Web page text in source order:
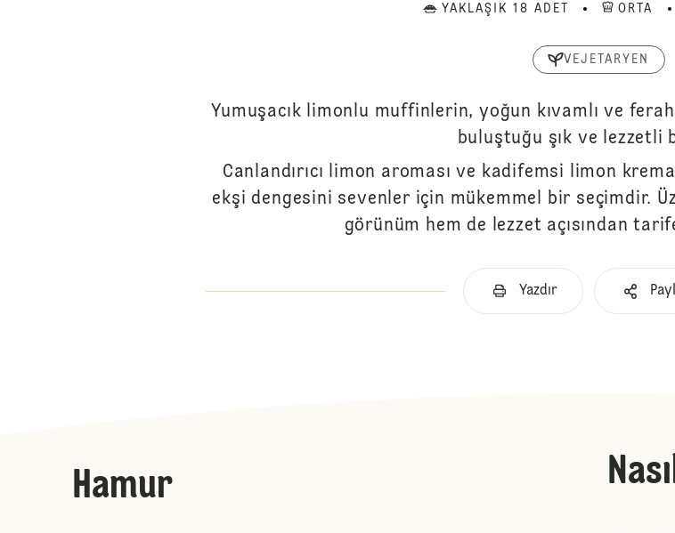
YAKLAŞIK 18 ADET ORTA
VEJETARYEN
Yumuşacık limonlu muffinlerin, yoğun kıvamlı ve
buluştuğu şık ve lezzetli
Canlandırıcı limon aroması ve kadifemsi limon
ekşi dengesini sevenler için mükemmel bir seçimdir.
görünüm hem de lezzet açısından
Yazdır
Hamur